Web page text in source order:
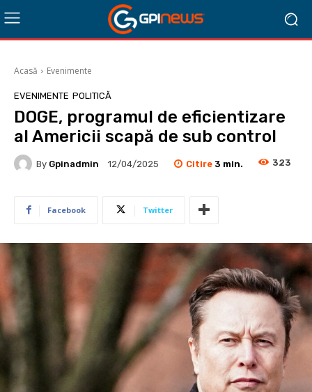
Acasă Evenimente
EVENIMENTE POLITICĂ
DOGE, programul de eficientizare
al Americii scapă de sub control
By Gpinadmin 12/04/2025 Citire 3 min. 323
Facebook Twitter